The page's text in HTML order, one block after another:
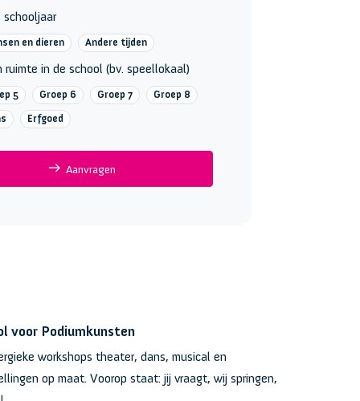
schooljaar
en dieren Andere tijden
ruimte in de school (bv. speellokaal)
5 Groep 6 Groep 7 Groep 8
Erfgoed
Aanvragen
voor Podiumkunsten
workshops theater, dans, musical en
op maat. Voorop staat: jij vraagt, wij springen,